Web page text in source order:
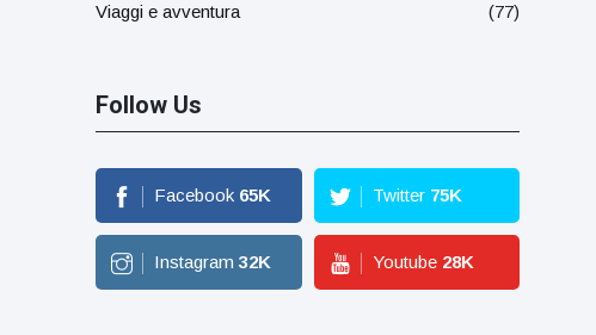
Viaggi e avventura
(77)
Follow Us
Facebook 65K Twitter 75K
Instagram 32K Youtube 28K